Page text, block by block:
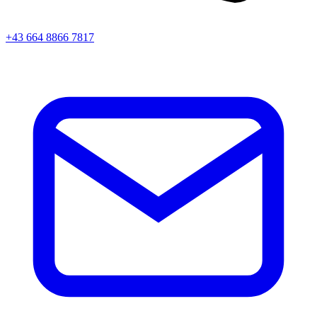
+43 664 8866 7817